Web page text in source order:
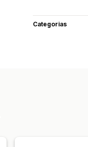
Categorias